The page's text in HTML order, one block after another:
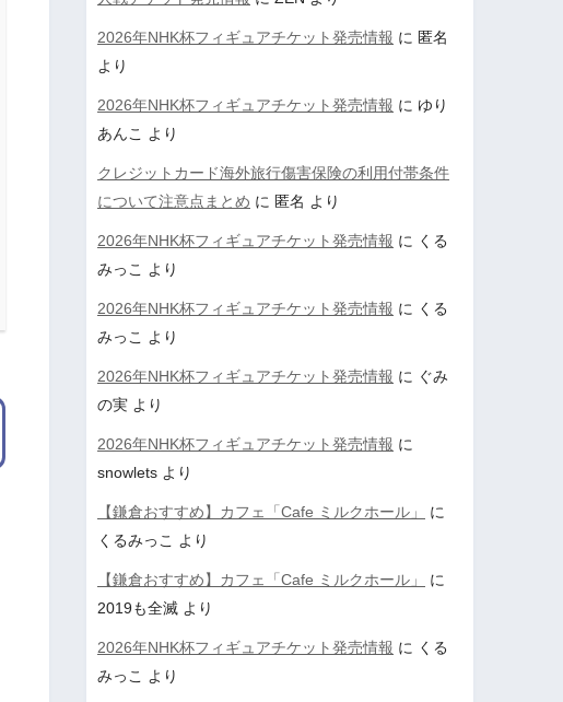
2026年NHK杯フィギュアチケット発売情報 に 匿名
より
2026年NHK杯フィギュアチケット発売情報 に ゆり
あんこ より
クレジットカード海外旅行傷害保険の利用付帯条件
について注意点まとめ に 匿名 より
2026年NHK杯フィギュアチケット発売情報 に くる
みっこ より
2026年NHK杯フィギュアチケット発売情報 に くる
みっこ より
2026年NHK杯フィギュアチケット発売情報 に ぐみ
の実 より
2026年NHK杯フィギュアチケット発売情報 に
snowlets より
【鎌倉おすすめ】カフェ「Cafe ミルクホール」
に
くるみっこ より
【鎌倉おすすめ】カフェ「Cafe ミルクホール」
に
2019も全滅 より
2026年NHK杯フィギュアチケット発売情報 に くる
みっこ より